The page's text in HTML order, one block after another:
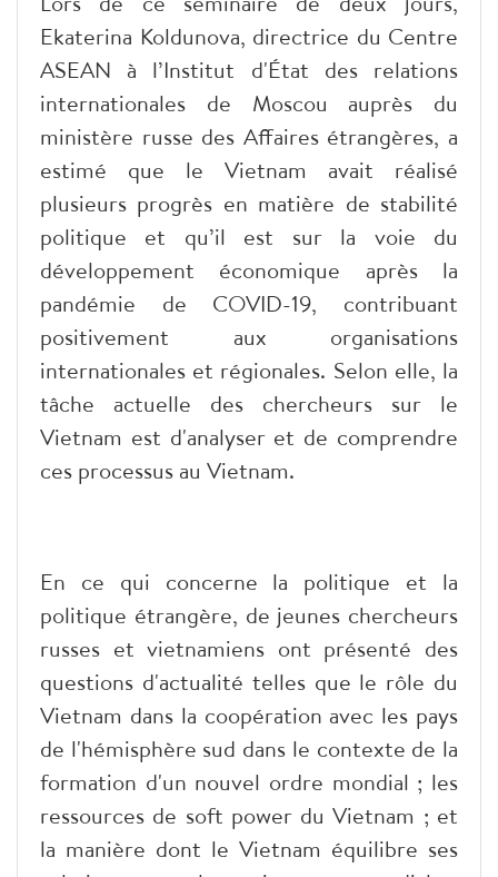
Ekaterina Koldunova, directrice du Centre
ASEAN à l’Institut d'État des relations
internationales de Moscou auprès du
ministère russe des Affaires étrangères, a
estimé que le Vietnam avait réalisé
plusieurs progrès en matière de stabilité
politique et qu’il est sur la voie du
développement économique après la
pandémie de COVID-19, contribuant
positivement aux organisations
internationales et régionales. Selon elle, la
tâche actuelle des chercheurs sur le
Vietnam est d'analyser et de comprendre
ces processus au Vietnam.
En ce qui concerne la politique et la
politique étrangère, de jeunes chercheurs
russes et vietnamiens ont présenté des
questions d'actualité telles que le rôle du
Vietnam dans la coopération avec les pays
de l'hémisphère sud dans le contexte de la
formation d'un nouvel ordre mondial ; les
ressources de soft power du Vietnam ; et
la manière dont le Vietnam équilibre ses